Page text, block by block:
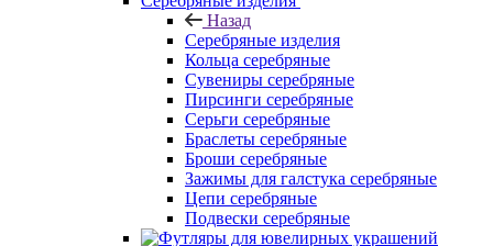
Назад
Серебряные изделия
Кольца серебряные
Сувениры серебряные
Пирсинги серебряные
Серьги серебряные
Браслеты серебряные
Броши серебряные
Зажимы для галстука серебряные
Цепи серебряные
Подвески серебряные